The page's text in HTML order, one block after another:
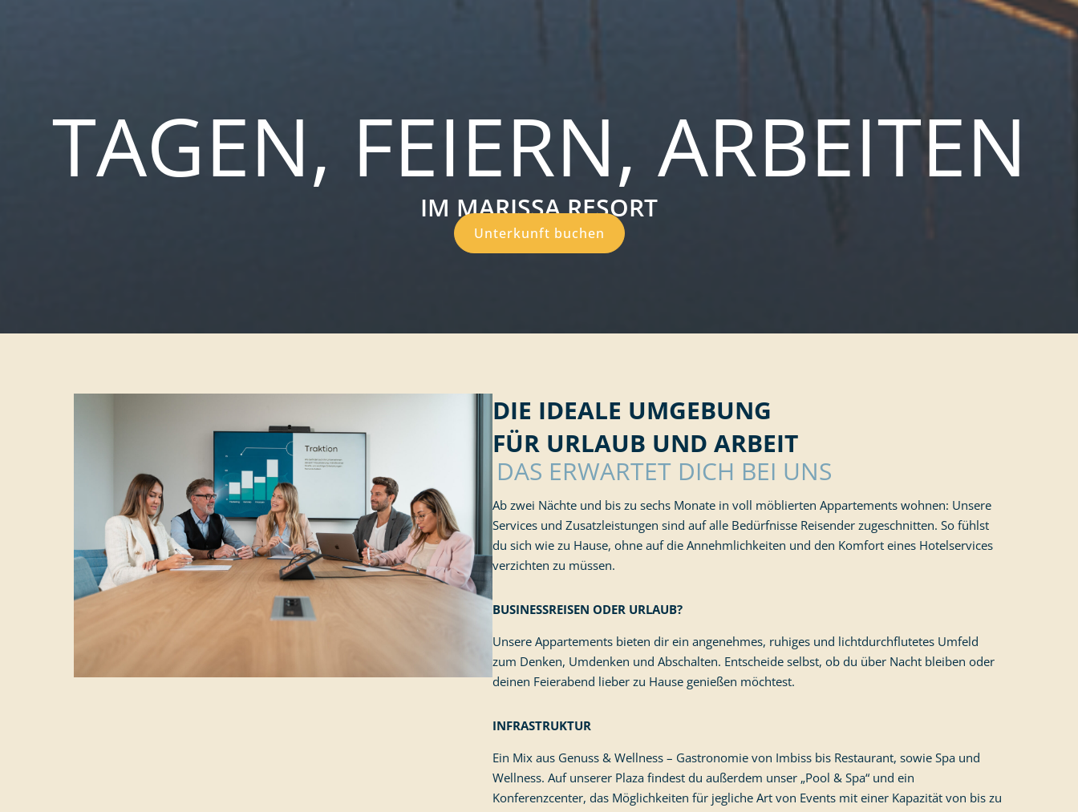
TAGEN, FEIERN, ARBEITEN
IM MARISSA RESORT
Unterkunft buchen
DIE IDEALE UMGEBUNG
FÜR URLAUB UND ARBEIT
DAS ERWARTET DICH BEI UNS
Ab zwei Nächte und bis zu sechs Monate in voll möblierten Appartements wohnen: Unsere
Services und Zusatzleistungen sind auf alle Bedürfnisse Reisender zugeschnitten. So fühlst
du sich wie zu Hause, ohne auf die Annehmlichkeiten und den Komfort eines Hotelservices
verzichten zu müssen.
BUSINESSREISEN ODER URLAUB?
Unsere Appartements bieten dir ein angenehmes, ruhiges und lichtdurchflutetes Umfeld
zum Denken, Umdenken und Abschalten. Entscheide selbst, ob du über Nacht bleiben oder
deinen Feierabend lieber zu Hause genießen möchtest.
INFRASTRUKTUR
Ein Mix aus Genuss & Wellness – Gastronomie von Imbiss bis Restaurant, sowie Spa und
Wellness. Auf unserer Plaza findest du außerdem unser „Pool & Spa“ und ein
Konferenzcenter, das Möglichkeiten für jegliche Art von Events mit einer Kapazität von bis zu